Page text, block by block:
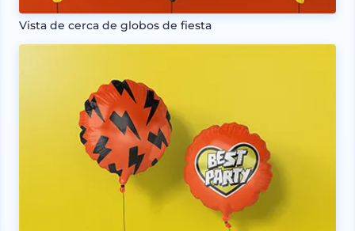
Vista de cerca de globos de fiesta